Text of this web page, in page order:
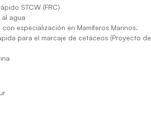
STCW (FRC)
al agua
especialización en Mamíferos Marinos.
para el marcaje de cetáceos (Proyecto de